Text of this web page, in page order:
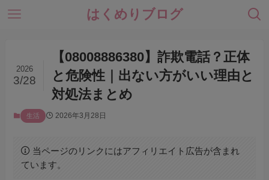
はくめりブログ
【08008886380】詐欺電話？正体
と危険性｜出ない方がいい理由と
対処法まとめ
2026
3/28
生活 2026年3月28日
当ページのリンクにはアフィリエイト広告が含まれ
ています。